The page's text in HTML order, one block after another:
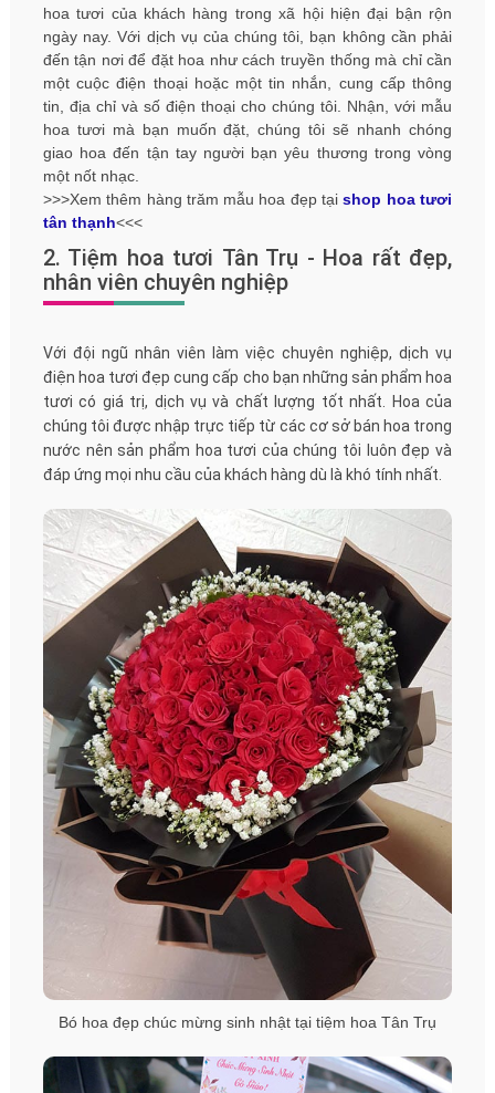
hoa tươi của khách hàng trong xã hội hiện đại bận rộn
ngày nay. Với dịch vụ của chúng tôi, bạn không cần phải
đến tận nơi để đặt hoa như cách truyền thống mà chỉ cần
một cuộc điện thoại hoặc một tin nhắn, cung cấp thông
tin, địa chỉ và số điện thoại cho chúng tôi. Nhận, với mẫu
hoa tươi mà bạn muốn đặt, chúng tôi sẽ nhanh chóng
giao hoa đến tận tay người bạn yêu thương trong vòng
một nốt nhạc.
>>>Xem thêm hàng trăm mẫu hoa đẹp tạishop hoa tươi
tân thạnh<<<
2. Tiệm hoa tươi Tân Trụ - Hoa rất đẹp,
nhân viên chuyên nghiệp
Với đội ngũ nhân viên làm việc chuyên nghiệp, dịch vụ
điện hoa tươi đẹp cung cấp cho bạn những sản phẩm hoa
tươi có giá trị, dịch vụ và chất lượng tốt nhất. Hoa của
chúng tôi được nhập trực tiếp từ các cơ sở bán hoa trong
nước nên sản phẩm hoa tươi của chúng tôi luôn đẹp và
đáp ứng mọi nhu cầu của khách hàng dù là khó tính nhất.
Bó hoa đẹp chúc mừng sinh nhật tại tiệm hoa Tân Trụ